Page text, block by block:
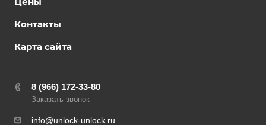
Контакты
Карта сайта
8 (966) 172-33-80
Заказать звонок
info@unlock-unlock.ru